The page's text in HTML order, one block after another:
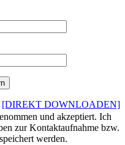
[DIREKT DOWNLOADEN]
und akzeptiert. Ich
zur Kontaktaufnahme bzw.
werden.